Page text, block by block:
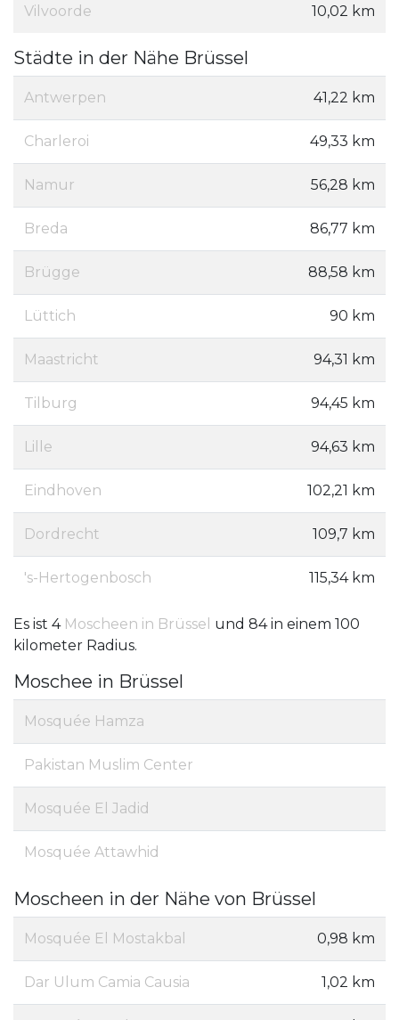
Vilvoorde 10,02 km
Städte in der Nähe Brüssel
Antwerpen 41,22 km
Charleroi 49,33 km
Namur 56,28 km
Breda 86,77 km
Brügge 88,58 km
Lüttich 90 km
Maastricht 94,31 km
Tilburg 94,45 km
Lille 94,63 km
Eindhoven 102,21 km
Dordrecht 109,7 km
's-Hertogenbosch 115,34 km
Es ist 4 Moscheen in Brüssel und 84 in einem 100
kilometer Radius.
Moschee in Brüssel
Mosquée Hamza
Pakistan Muslim Center
Mosquée El Jadid
Mosquée Attawhid
Moscheen in der Nähe von Brüssel
Mosquée El Mostakbal 0,98 km
Dar Ulum Camia Causia 1,02 km